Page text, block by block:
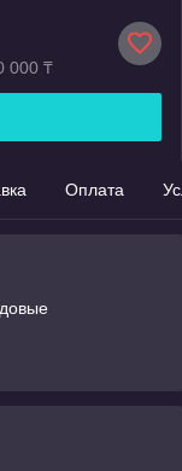
000 ₸
Оплата